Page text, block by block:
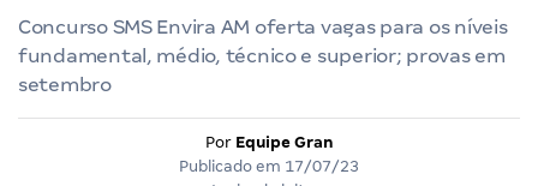
Concurso SMS Envira AM oferta vagas para os níveis
fundamental, médio, técnico e superior; provas em
setembro
Por Equipe Gran
Publicado em 17/07/23